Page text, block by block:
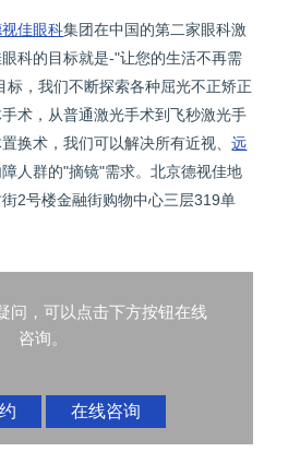
佳眼科集团在中国的第二家眼科激
科的目标就是-"让您的生活不再需
标，我们不断探索各种屈光不正矫正
术，从普通激光手术到飞秒激光手
换术，我们可以解决所有近视、远
障人群的"摘镜"需求。北京德视佳地
2号楼金融街购物中心三层319单
问，可以点击下方按钮在线
咨询。
在线咨询